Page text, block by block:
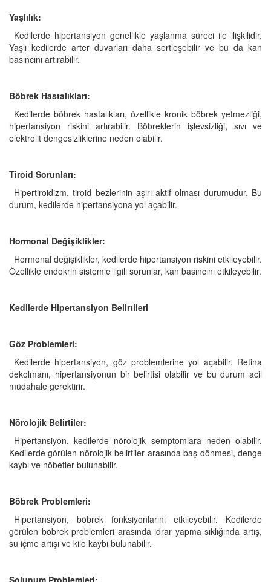
Yaşlılık:
Kedilerde hipertansiyon genellikle yaşlanma süreci ile ilişkilidir.
Yaşlı kedilerde arter duvarları daha sertleşebilir ve bu da kan
basıncını artırabilir.
Böbrek Hastalıkları:
Kedilerde böbrek hastalıkları, özellikle kronik böbrek yetmezliği,
hipertansiyon riskini artırabilir. Böbreklerin işlevsizliği, sıvı ve
elektrolit dengesizliklerine neden olabilir.
Tiroid Sorunları:
Hipertiroidizm, tiroid bezlerinin aşırı aktif olması durumudur. Bu
durum, kedilerde hipertansiyona yol açabilir.
Hormonal Değişiklikler:
Hormonal değişiklikler, kedilerde hipertansiyon riskini etkileyebilir.
Özellikle endokrin sistemle ilgili sorunlar, kan basıncını etkileyebilir.
Kedilerde Hipertansiyon Belirtileri
Göz Problemleri:
Kedilerde hipertansiyon, göz problemlerine yol açabilir. Retina
dekolmanı, hipertansiyonun bir belirtisi olabilir ve bu durum acil
müdahale gerektirir.
Nörolojik Belirtiler:
Hipertansiyon, kedilerde nörolojik semptomlara neden olabilir.
Kedilerde görülen nörolojik belirtiler arasında baş dönmesi, denge
kaybı ve nöbetler bulunabilir.
Böbrek Problemleri:
Hipertansiyon, böbrek fonksiyonlarını etkileyebilir. Kedilerde
görülen böbrek problemleri arasında idrar yapma sıklığında artış,
su içme artışı ve kilo kaybı bulunabilir.
Solunum Problemleri: